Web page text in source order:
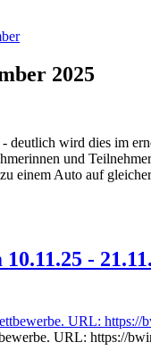
2025
deutlich wird dies im
und
einem Auto auf
-
URL: https://